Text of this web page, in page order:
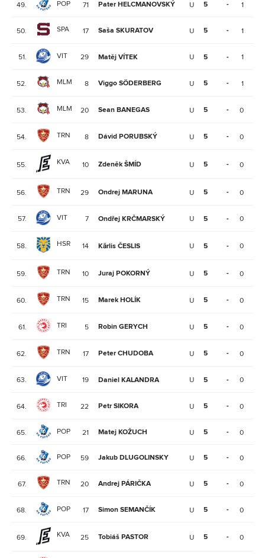
49. POP 71 Pater HELCMANOVSKÝ U 5 - 1
50. SPA 17 Saša SKURATOV U 5 - 1
51. VIT 29 Matěj VÍTEK U 5 - 1
52. MLM 8 Viggo SÖDERBERG U 5 - 1
53. MLM 20 Sean BANEGAS U 5 - 0
54. TRN 8 Dávid PORUBSKÝ U 5 - 0
55. KVA 10 Zdeněk ŠMÍD U 5 - 0
56. TRN 29 Ondrej MARUNA U 5 - 0
57. VIT 7 Ondřej KRČMARSKÝ U 5 - 0
58. HSR 14 Kārlis ČESLIS U 5 - 0
59. TRN 10 Juraj POKORNÝ U 5 - 0
60. TRN 15 Marek HOLÍK U 5 - 0
61. TRI 5 Robin GERYCH U 5 - 0
62. TRN 17 Peter CHUDOBA U 5 - 0
63. VIT 19 Daniel KALANDRA U 5 - 0
64. TRI 22 Petr SIKORA U 5 - 0
65. POP 21 Matej KOŽUCH U 5 - 0
66. POP 59 Jakub DLUGOLINSKY U 5 - 0
67. TRN 20 Andrej PÁRIČKA U 5 - 0
68. POP 17 Simon SEMANČÍK U 5 - 0
69. KVA 25 Tobiáš PASTOR U 5 - 0